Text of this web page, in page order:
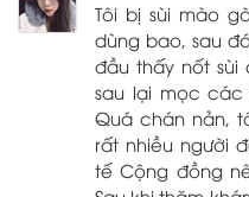
Tôi bị sùi mào
dùng bao, sau
đầu thấy nốt sùi
sau lại mọc các
Quá chán nản,
rất nhiều người
tế Cộng đồng